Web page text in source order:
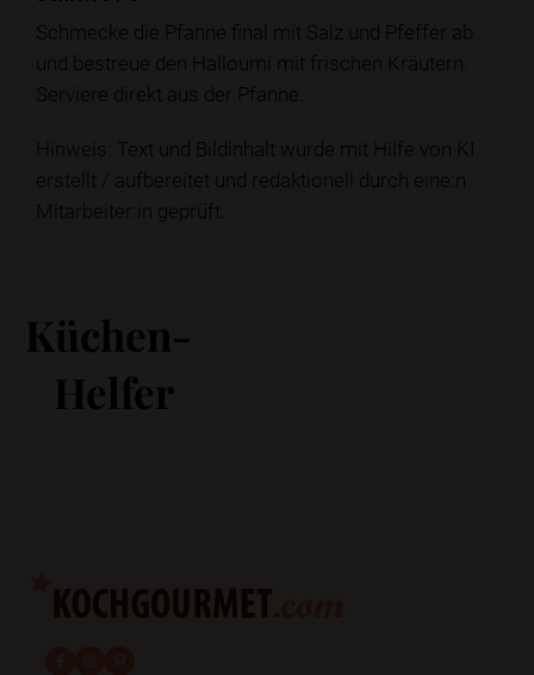
Schmecke die Pfanne final mit Salz und Pfeffer ab
und bestreue den Halloumi mit frischen Kräutern.
Serviere direkt aus der Pfanne.
Hinweis: Text und Bildinhalt wurde mit Hilfe von KI
erstellt / aufbereitet und redaktionell durch eine:n
Mitarbeiter:in geprüft.
Küchen-
Helfer